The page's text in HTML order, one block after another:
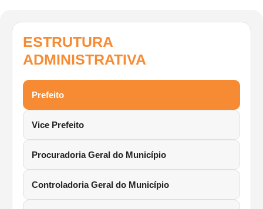
ESTRUTURA
ADMINISTRATIVA
Prefeito
Vice Prefeito
Procuradoria Geral do Município
Controladoria Geral do Município